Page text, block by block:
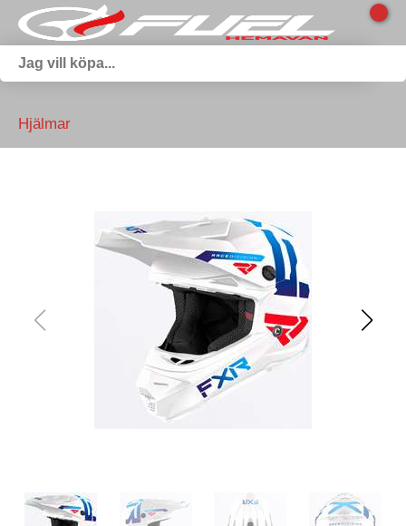
Hjälmar